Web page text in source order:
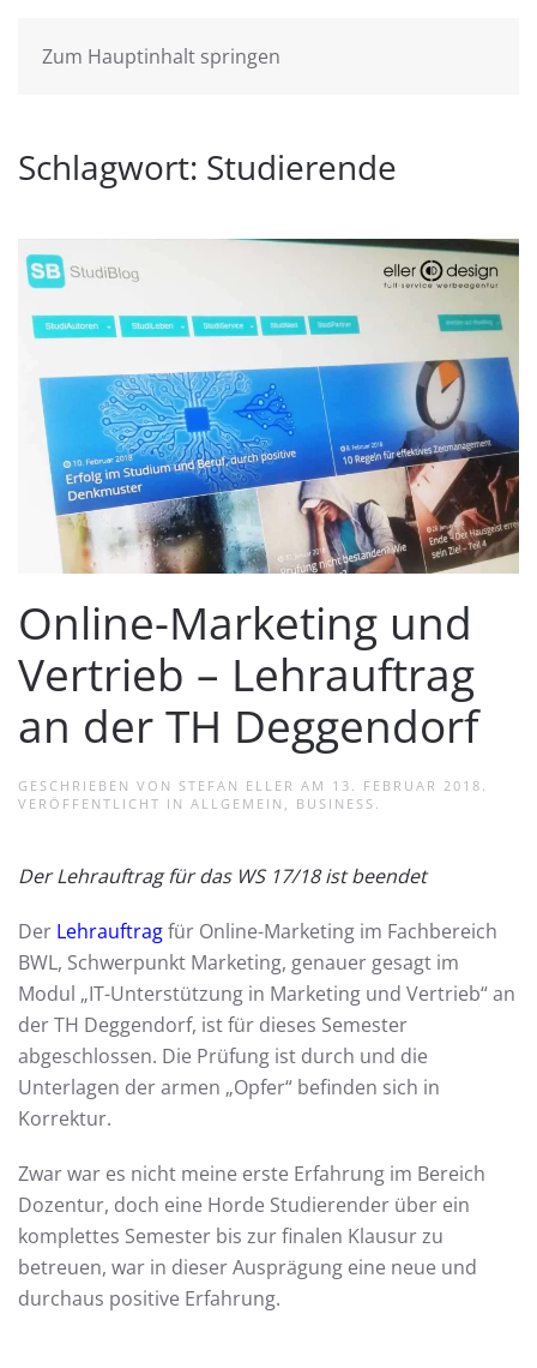
Zum Hauptinhalt springen
Schlagwort: Studierende
Online-Marketing und
Vertrieb – Lehrauftrag
an der TH Deggendorf
GESCHRIEBEN VON STEFAN ELLER AM 13. FEBRUAR 2018
VERÖFFENTLICHT IN ALLGEMEIN BUSINESS
Der Lehrauftrag für das WS 17/18 ist beendet
Der Lehrauftragfür Online-Marketing im Fachbereich
BWL, Schwerpunkt Marketing, genauer gesagt im
Modul „IT-Unterstützung in Marketing und Vertrieb“ an
der TH Deggendorf, ist für dieses Semester
abgeschlossen. Die Prüfung ist durch und die
Unterlagen der armen „Opfer“ befinden sich in
Korrektur.
Zwar war es nicht meine erste Erfahrung im Bereich
Dozentur, doch eine Horde Studierender über ein
komplettes Semester bis zur finalen Klausur zu
betreuen, war in dieser Ausprägung eine neue und
durchaus positive Erfahrung.